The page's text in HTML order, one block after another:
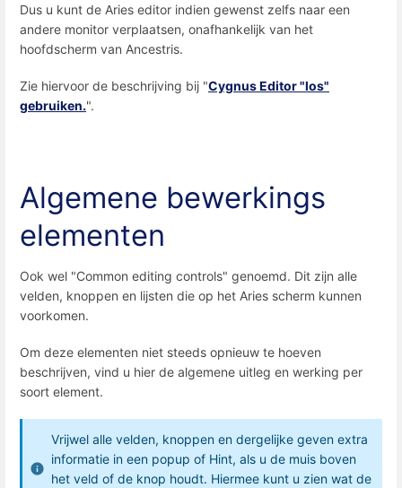
Dus u kunt de Aries editor indien gewenst zelfs naar een
andere monitor verplaatsen, onafhankelijk van het
hoofdscherm van Ancestris.
Zie hiervoor de beschrijving bij "Cygnus Editor "los"
gebruiken.".
Algemene bewerkings
elementen
Ook wel "Common editing controls" genoemd. Dit zijn alle
velden, knoppen en lijsten die op het Aries scherm kunnen
voorkomen.
Om deze elementen niet steeds opnieuw te hoeven
beschrijven, vind u hier de algemene uitleg en werking per
soort element.
Vrijwel alle velden, knoppen en dergelijke geven extra
informatie in een popup of Hint, als u de muis boven
het veld of de knop houdt. Hiermee kunt u zien wat de